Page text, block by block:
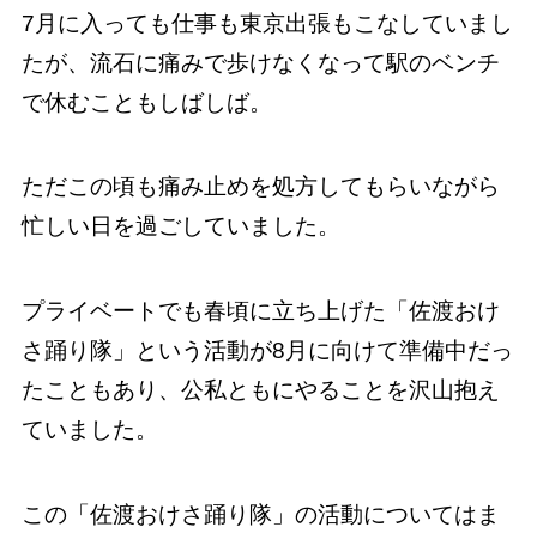
7月に入っても仕事も東京出張もこなしていまし
たが、流石に痛みで歩けなくなって駅のベンチ
で休むこともしばしば。
ただこの頃も痛み止めを処方してもらいながら
忙しい日を過ごしていました。
プライベートでも春頃に立ち上げた「佐渡おけ
さ踊り隊」という活動が8月に向けて準備中だっ
たこともあり、公私ともにやることを沢山抱え
ていました。
この「佐渡おけさ踊り隊」の活動についてはま